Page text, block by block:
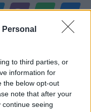
to third parties, or
information for
the below opt-out
note that after your
seeing